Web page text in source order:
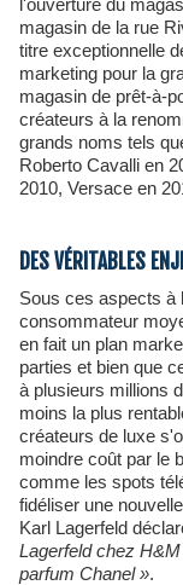
magasin de la rue
titre exceptionnelle
marketing pour la
magasin de prêt-à-
créateurs à la
grands noms tels
Roberto Cavalli en
2010, Versace en
DES VÉRITABLES
Sous ces aspects à la limite de la philanthropie envers le
consommateur
en fait un plan
parties et bien que
à plusieurs millions
moins la plus
créateurs de luxe
moindre coût par le
comme les spots
fidéliser une
Karl Lagerfeld
Lagerfeld chez
parfum Chanel ».